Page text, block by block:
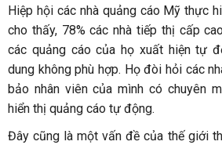
Hiệp hội các nhà quảng cáo Mỹ thực
cho thấy, 78% các nhà tiếp thị cấp
các quảng cáo của họ xuất hiện tự
dung không phù hợp. Họ đòi hỏi các
bảo nhân viên của mình có chuyên
hiển thị quảng cáo tự động.
Đây cũng là một vấn đề của thế giới